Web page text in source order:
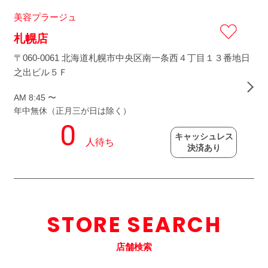
美容プラージュ
札幌店
〒060-0061 北海道札幌市中央区南一条西４丁目１３番地日
之出ビル５Ｆ
AM 8:45 〜
年中無休（正月三が日は除く）
キャッシュレス
決済あり
STORE SEARCH
店舗検索